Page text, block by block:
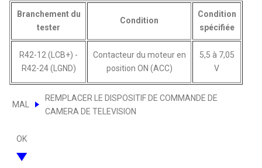
Branchement du
tester
Condition
Condition
spécifiée
R42-12 (LCB+) -
R42-24 (LGND)
Contacteur du moteur en
position ON (ACC)
5,5 à 7,05
V
MAL
REMPLACER LE DISPOSITIF DE COMMANDE DE
CAMERA DE TELEVISION
OK